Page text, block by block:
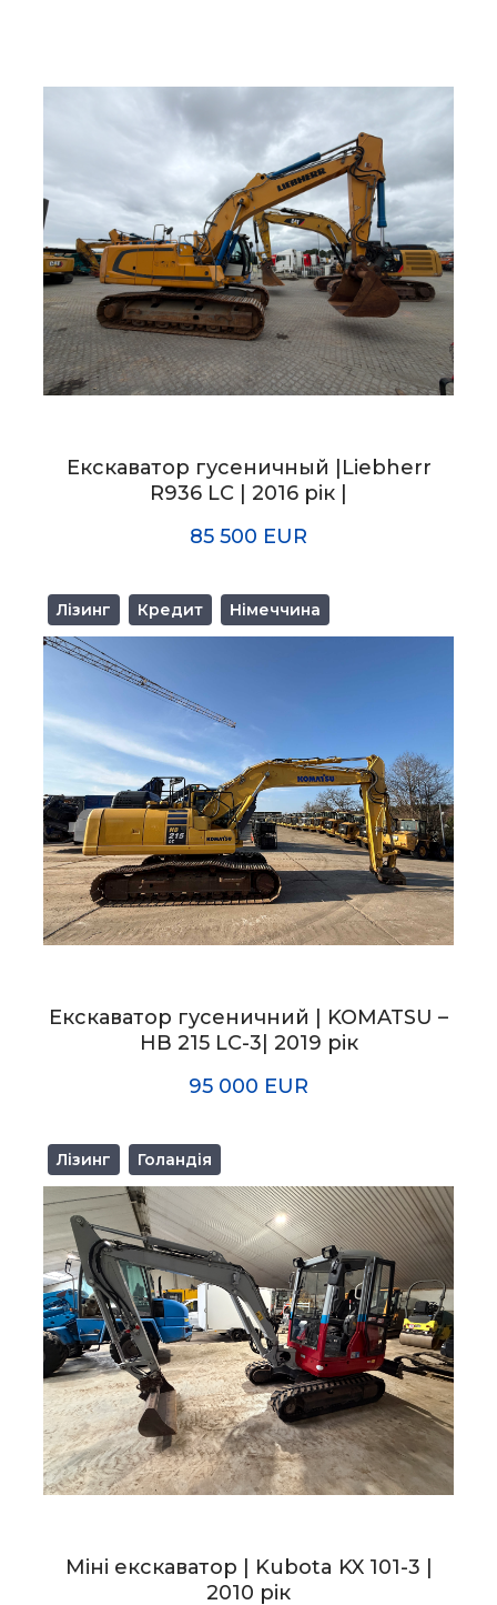
Екскаватор гусеничный |Liebherr
R936 LC | 2016 рік |
85 500 EUR
Лізинг Кредит Німеччина
Екскаватор гусеничний | KOMATSU –
HB 215 LC-3| 2019 рік
95 000 EUR
Лізинг Голандія
Міні екскаватор | Kubota KX 101-3 |
2010 рік